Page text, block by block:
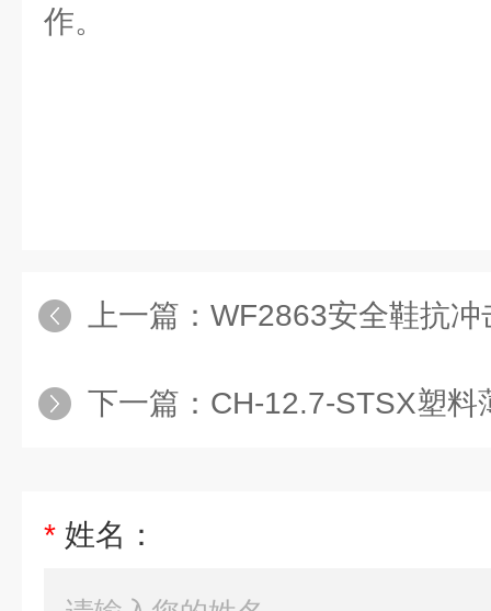
作。
上一篇： WF2863安全鞋抗冲
下一篇： CH-12.7-STSX塑料
* 姓名：